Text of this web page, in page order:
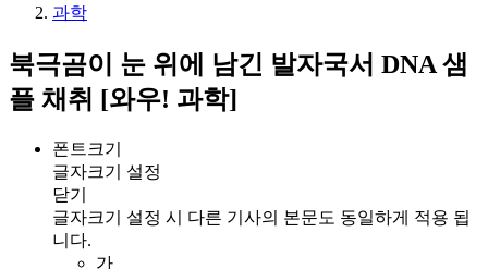
과학
북극곰이 눈 위에 남긴 발자국서 DNA 샘
플 채취 [와우! 과학]
폰트크기
글자크기 설정
닫기
글자크기 설정 시 다른 기사의 본문도 동일하게 적용 됩
니다.
가